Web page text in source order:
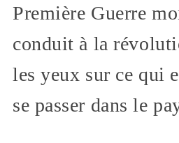
Première Guerre
conduit à la
les yeux sur ce qui
se passer dans le